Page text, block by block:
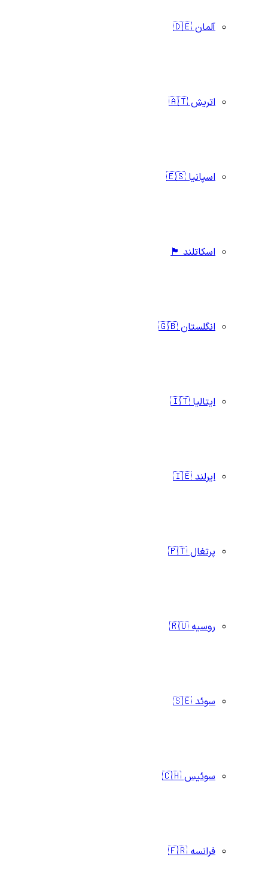
آلمان 🇩🇪
اتریش 🇦🇹
اسپانیا 🇪🇸
اسکاتلند 🏴󠁧󠁢󠁳󠁣󠁴󠁿
انگلستان 🇬🇧
ایتالیا 🇮🇹
ایرلند 🇮🇪
پرتغال 🇵🇹
روسیه 🇷🇺
سوئد 🇸🇪
سوئیس 🇨🇭
فرانسه 🇫🇷